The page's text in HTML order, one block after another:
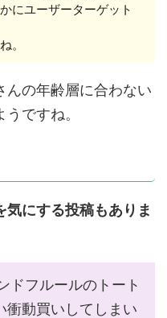
にユーザーターゲット
。
んの年齢層に合わない
ですね。
気にする投稿もありま
ドフルールのトート
衝動買いしてしまい